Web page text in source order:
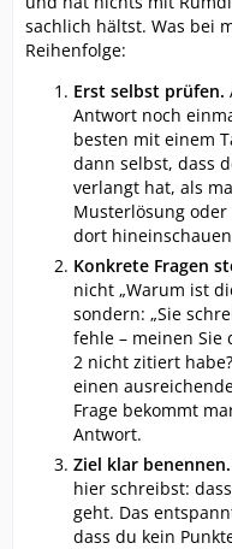
sachlich hältst. Was bei
Reihenfolge:
Erst selbst prüfen.
Antwort noch
besten mit einem
dann selbst, dass
verlangt hat, als
Musterlösung
dort
Konkrete Fragen
nicht „Warum ist
sondern: „Sie
fehle – meinen Sie
2 nicht zitiert
einen
Frage bekommt
Antwort.
Ziel klar benennen.
hier schreibst:
geht. Das
dass du kein